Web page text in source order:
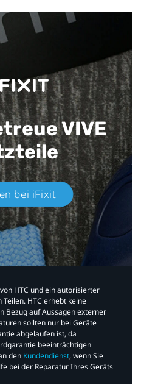
VIVE
bei iFixit​
HTC und ein autorisierter
HTC erhebt keine
Bezug auf Aussagen externer
sollten nur bei Geräte
abgelaufen ist, da
beeinträchtigen
den Kundendienst, wenn Sie
bei der Reparatur Ihres Geräts